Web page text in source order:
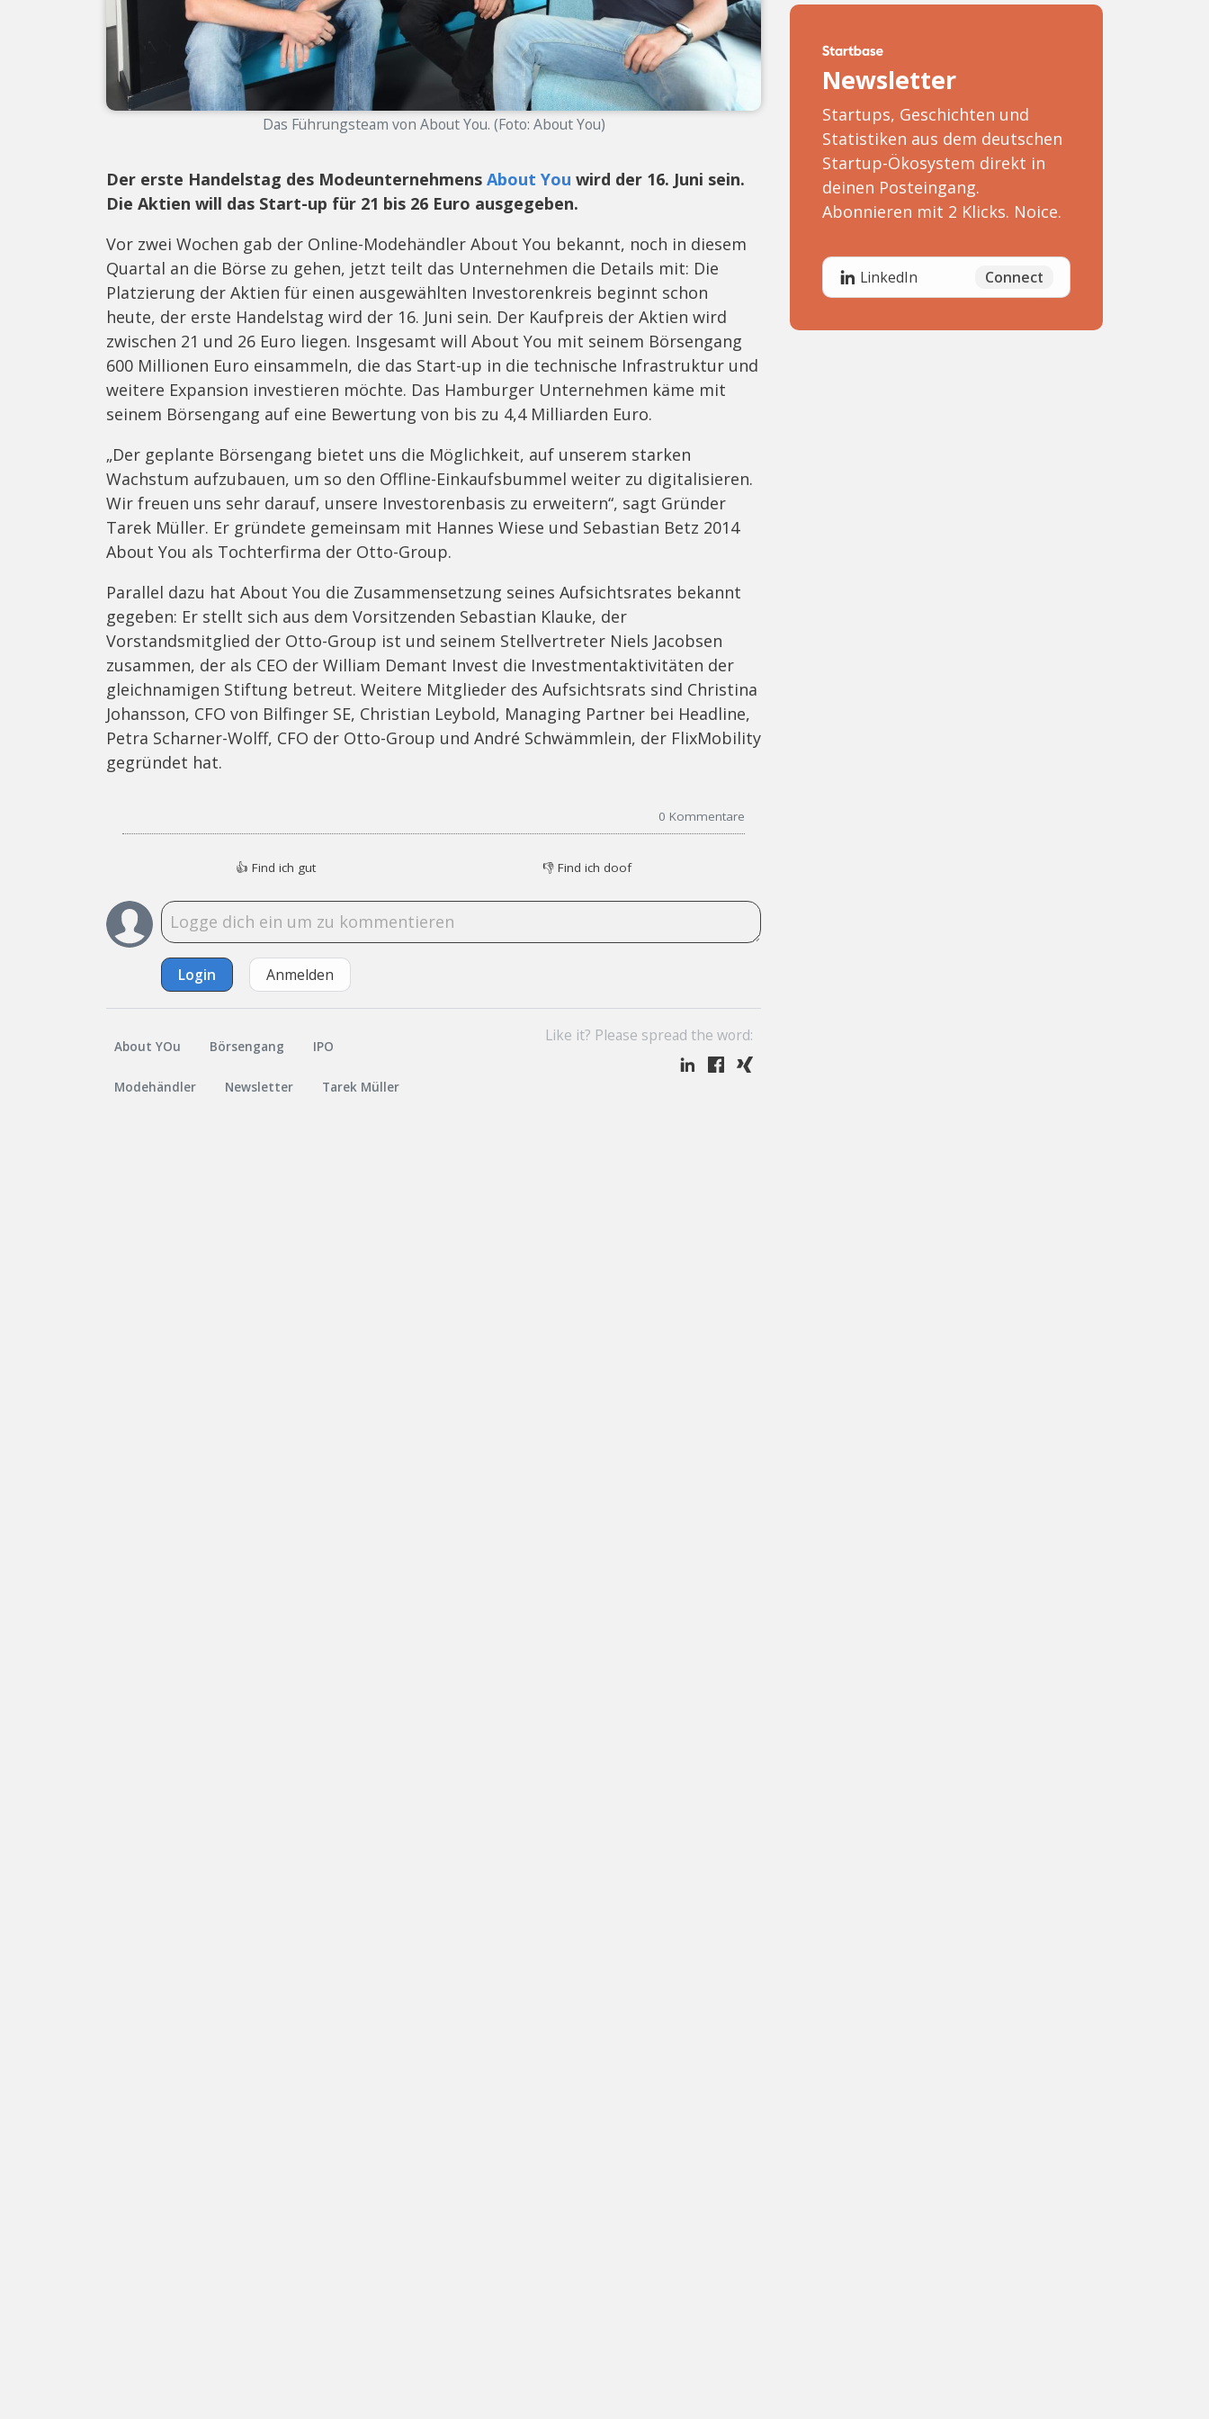
Das Führungsteam von About You. (Foto: About You)
Der erste Handelstag des Modeunternehmens About You wird der 16. Juni sein.
Die Aktien will das Start-up für 21 bis 26 Euro ausgegeben.
Vor zwei Wochen gab der Online-Modehändler About You bekannt, noch in diesem
Quartal an die Börse zu gehen, jetzt teilt das Unternehmen die Details mit: Die
Platzierung der Aktien für einen ausgewählten Investorenkreis beginnt schon
heute, der erste Handelstag wird der 16. Juni sein. Der Kaufpreis der Aktien wird
zwischen 21 und 26 Euro liegen. Insgesamt will About You mit seinem Börsengang
600 Millionen Euro einsammeln, die das Start-up in die technische Infrastruktur und
weitere Expansion investieren möchte. Das Hamburger Unternehmen käme mit
seinem Börsengang auf eine Bewertung von bis zu 4,4 Milliarden Euro.
„Der geplante Börsengang bietet uns die Möglichkeit, auf unserem starken
Wachstum aufzubauen, um so den Offline-Einkaufsbummel weiter zu digitalisieren.
Wir freuen uns sehr darauf, unsere Investorenbasis zu erweitern“, sagt Gründer
Tarek Müller. Er gründete gemeinsam mit Hannes Wiese und Sebastian Betz 2014
About You als Tochterfirma der Otto-Group.
Parallel dazu hat About You die Zusammensetzung seines Aufsichtsrates bekannt
gegeben: Er stellt sich aus dem Vorsitzenden Sebastian Klauke, der
Vorstandsmitglied der Otto-Group ist und seinem Stellvertreter Niels Jacobsen
zusammen, der als CEO der William Demant Invest die Investmentaktivitäten der
gleichnamigen Stiftung betreut. Weitere Mitglieder des Aufsichtsrats sind Christina
Johansson, CFO von Bilfinger SE, Christian Leybold, Managing Partner bei Headline,
Petra Scharner-Wolff, CFO der Otto-Group und André Schwämmlein, der FlixMobility
gegründet hat.
0 Kommentare
👍 Find ich gut 👎 Find ich doof
Login Anmelden
About YOu Börsengang IPO
Modehändler Newsletter Tarek Müller
Like it? Please spread the word:
Newsletter
Startups, Geschichten und
Statistiken aus dem deutschen
Startup-Ökosystem direkt in
deinen Posteingang.
Abonnieren mit 2 Klicks. Noice.
LinkedIn Connect